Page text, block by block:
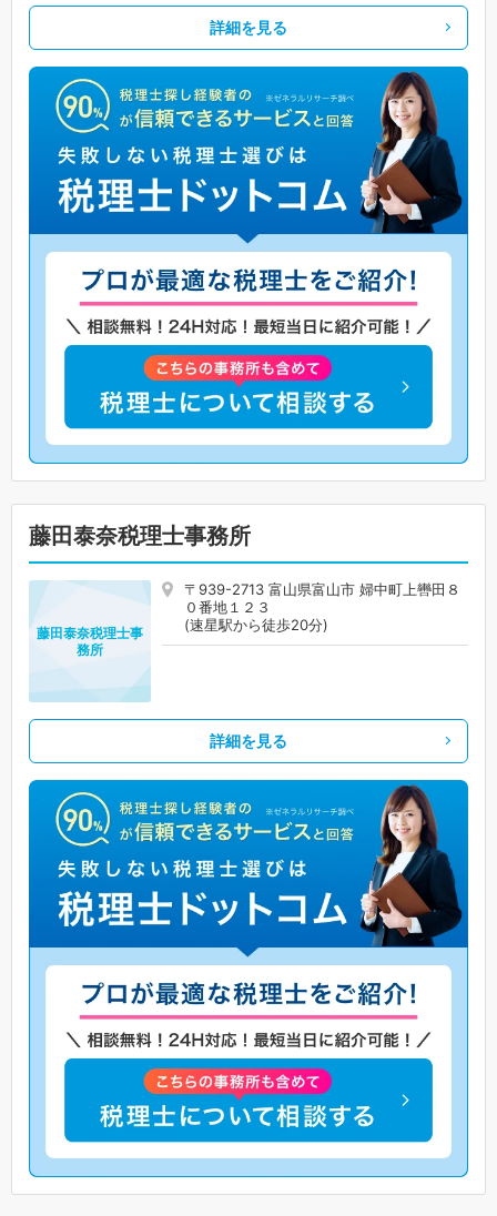
詳細を見る
藤田泰奈税理士事務所
〒939-2713 富山県富山市 婦中町上轡田８
０番地１２３
(速星駅から徒歩20分)
藤田泰奈税理士事
務所
詳細を見る